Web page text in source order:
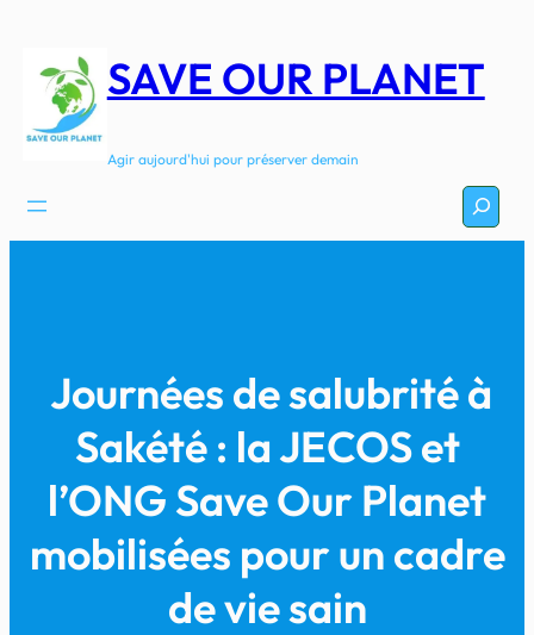
contenu
SAVE OUR PLANET
Agir aujourd'hui pour préserver demain
Journées de salubrité à
Sakété : la JECOS et
l’ONG Save Our Planet
mobilisées pour un cadre
de vie sain